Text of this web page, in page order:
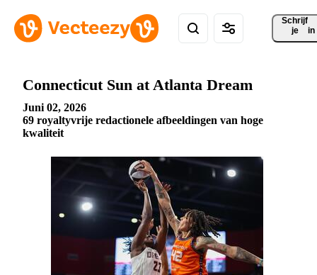
Schrijf
je
in
Connecticut Sun at Atlanta Dream
Juni 02, 2026
69 royaltyvrije redactionele afbeeldingen van hoge
kwaliteit